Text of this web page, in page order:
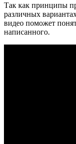
Так как принципы
различных
видео поможет
написанного.